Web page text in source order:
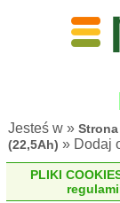
Jesteś w »Strona
(22,5Ah) » Dodaj
PLIKI